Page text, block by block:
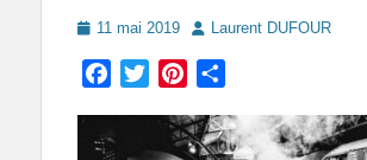
Posted
11 mai 2019 AuthorLaurent DUFOUR
Facebook
TwitterPinterest